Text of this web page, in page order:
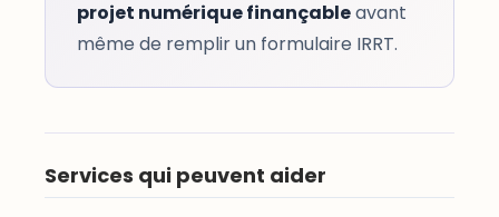
projet numérique finançableavant
même de remplir un formulaire IRRT.
Services qui peuvent aider